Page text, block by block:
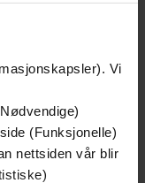
Vi
(Funksjonelle)
nettsiden vår blir